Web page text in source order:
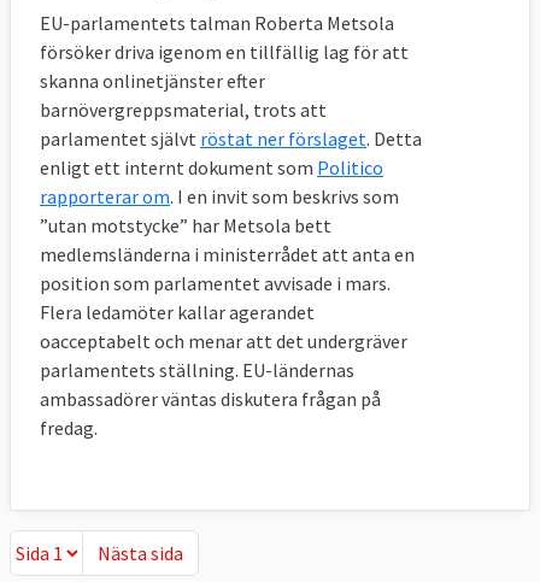
EU-parlamentets talman Roberta Metsola
försöker driva igenom en tillfällig lag för att
skanna onlinetjänster efter
barnövergreppsmaterial, trots att
parlamentet självt röstat ner förslaget. Detta
enligt ett internt dokument som Politico
rapporterar om. I en invit som beskrivs som
”utan motstycke” har Metsola bett
medlemsländerna i ministerrådet att anta en
position som parlamentet avvisade i mars.
Flera ledamöter kallar agerandet
oacceptabelt och menar att det undergräver
parlamentets ställning. EU-ländernas
ambassadörer väntas diskutera frågan på
fredag.
Nästa sida
Nästa sida